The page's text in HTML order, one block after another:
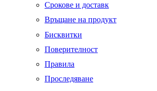
Срокове и доставк
Връщане на продукт
Бисквитки
Поверителност
Правила
Проследяване